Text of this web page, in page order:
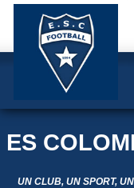
ES
UN CLUB, UN SPORT,